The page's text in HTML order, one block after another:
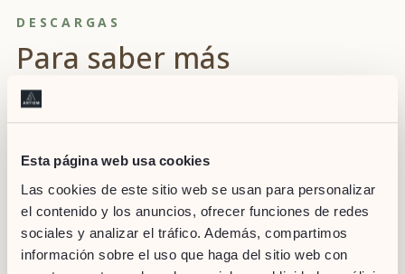
Esta página web usa cookies
Las cookies de este sitio web se usan para personalizar
el contenido y los anuncios, ofrecer funciones de redes
sociales y analizar el tráfico. Además, compartimos
información sobre el uso que haga del sitio web con
DESCARGAS
Para saber más